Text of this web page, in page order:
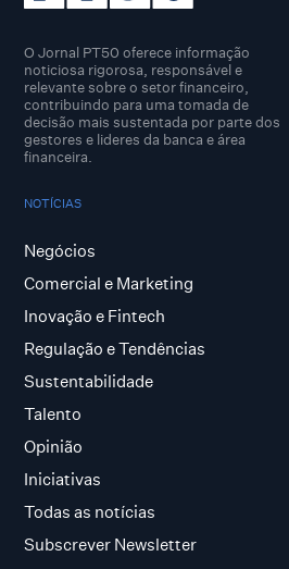
O Jornal PT50 oferece informação
noticiosa rigorosa, responsável e
relevante sobre o setor financeiro,
contribuindo para uma tomada de
decisão mais sustentada por parte dos
gestores e lideres da banca e área
financeira.
NOTÍCIAS
Negócios
Comercial e Marketing
Inovação e Fintech
Regulação e Tendências
Sustentabilidade
Talento
Opinião
Iniciativas
Todas as notícias
Subscrever Newsletter